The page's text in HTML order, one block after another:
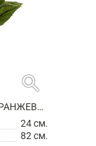
search
ГИБИСКУС ВЕТВЬ С ОРАНЖЕВЫМИ ЦВЕТАМИ ИСКУССТВЕННЫЙ
24 см.
82 см.